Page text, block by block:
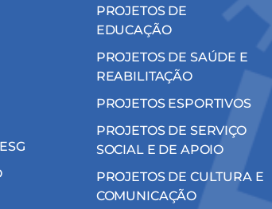
PROJETOS DE
EDUCAÇÃO
PROJETOS DE SAÚDE E
REABILITAÇÃO
PROJETOS ESPORTIVOS
PROJETOS DE SERVIÇO
SOCIAL E DE APOIO
PROJETOS DE CULTURA E
COMUNICAÇÃO